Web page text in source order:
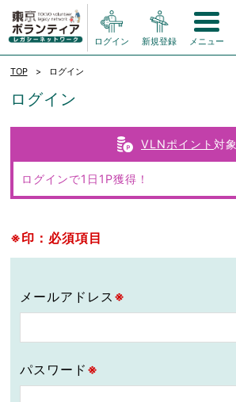
ログイン 新規登録 メニュー
TOP ログイン
ログイン
VLNポイント 対象
ログインで1日1P獲得！
※印：必須項目
メールアドレス ※
パスワード ※